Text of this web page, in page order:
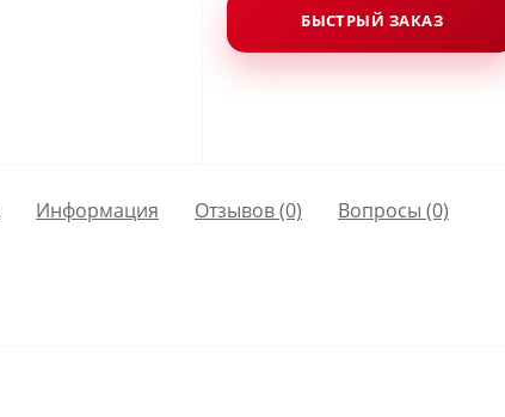
БЫСТРЫЙ ЗАКАЗ
Информация Отзывов (0) Вопросы (0)